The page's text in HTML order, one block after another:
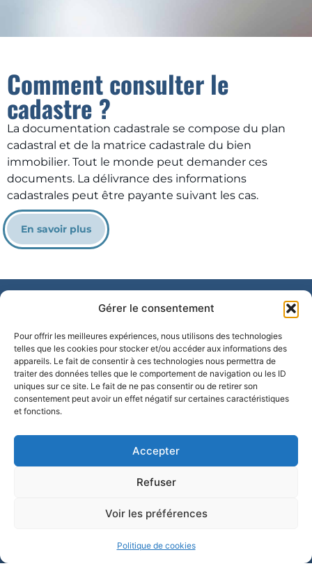
Gérer le consentement
Pour offrir les meilleures expériences, nous utilisons des technologies
telles que les cookies pour stocker et/ou accéder aux informations des
appareils. Le fait de consentir à ces technologies nous permettra de
traiter des données telles que le comportement de navigation ou les ID
uniques sur ce site. Le fait de ne pas consentir ou de retirer son
consentement peut avoir un effet négatif sur certaines caractéristiques
et fonctions.
Accepter
Refuser
Voir les préférences
Politique de cookies
Comment consulter le
cadastre ?
La documentation cadastrale se compose du plan
cadastral et de la matrice cadastrale du bien
immobilier. Tout le monde peut demander ces
documents. La délivrance des informations
cadastrales peut être payante suivant les cas.
En savoir plus
Mairie d'Allex
6 Av. Henri Seguin, 26400 Allex
04 75 62 62 48
Contactez-nous !